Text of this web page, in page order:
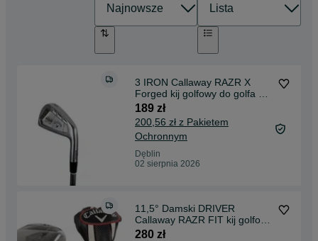
3 IRON Callaway RAZR X
Forged kij golfowy do golfa R-
flex 5.0 kuty
189 zł
200,56 zł z Pakietem
Ochronnym
Dęblin
02 sierpnia 2026
11,5° Damski DRIVER
Callaway RAZR FIT kij golfowy
do golfa W-flex
280 zł